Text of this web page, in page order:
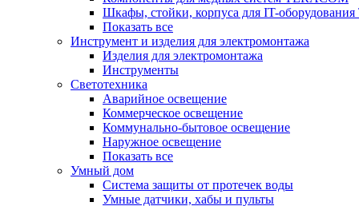
Шкафы, стойки, корпуса для IT-
Показать все
Инструмент и изделия для электромонтажа
Изделия для электромонтажа
Инструменты
Светотехника
Аварийное освещение
Коммерческое освещение
Коммунально-бытовое освещение
Наружное освещение
Показать все
Умный дом
Система защиты от протечек воды
Умные датчики, хабы и пульты